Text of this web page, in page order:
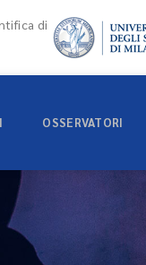
di
OSSERVATORI